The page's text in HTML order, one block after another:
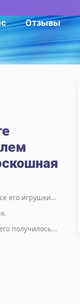
Отзывы
его игрушки...
получилось...